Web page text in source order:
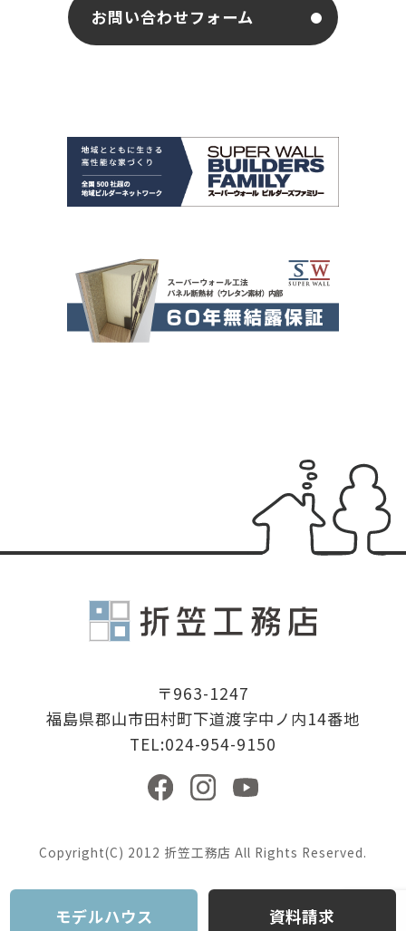
お問い合わせフォーム
モデルハウス 資料請求
〒963-1247
福島県郡山市田村町下道渡字中ノ内14番地
TEL:024-954-9150
Copyright(C) 2012 折笠工務店 All Rights Reserved.